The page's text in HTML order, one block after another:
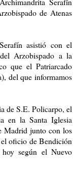
de Atenas
asistió con el
Arzobispado a la
que el Patriarcado
del que informamos
de S.E. Policarpo, el
en la Santa Iglesia
Madrid junto con los
oficio de Bendición
según el Nuevo